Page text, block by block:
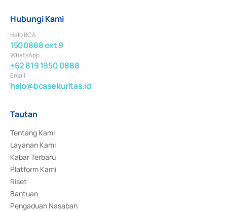
Hubungi Kami
Halo BCA
1500888 ext 9
WhatsApp
+62 819 1950 0888
Email
halo@bcasekuritas.id
Tautan
Tentang Kami
Layanan Kami
Kabar Terbaru
Platform Kami
Riset
Bantuan
Pengaduan Nasabah